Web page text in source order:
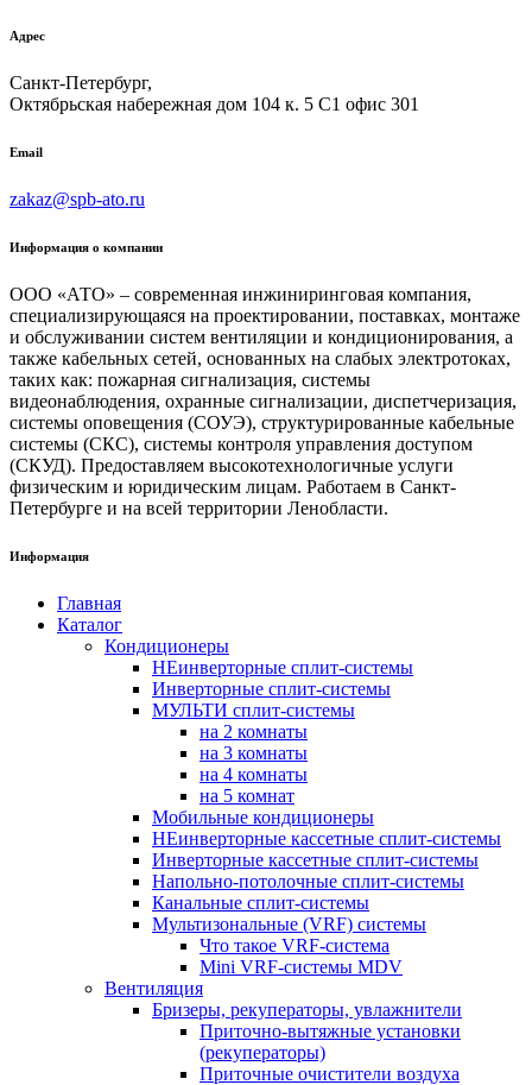
Адрес
Санкт-Петербург,
Октябрьская набережная дом 104 к. 5 С1 офис 301
Email
zakaz@spb-ato.ru
Информация о компании
ООО «АТО» – современная инжиниринговая компания,
специализирующаяся на проектировании, поставках, монтаже
и обслуживании систем вентиляции и кондиционирования, а
также кабельных сетей, основанных на слабых электротоках,
таких как: пожарная сигнализация, системы
видеонаблюдения, охранные сигнализации, диспетчеризация,
системы оповещения (СОУЭ), структурированные кабельные
системы (СКС), системы контроля управления доступом
(СКУД). Предоставляем высокотехнологичные услуги
физическим и юридическим лицам. Работаем в Санкт-
Петербурге и на всей территории Ленобласти.
Информация
Главная
Каталог
Кондиционеры
НЕинверторные сплит-системы
Инверторные сплит-системы
МУЛЬТИ сплит-системы
на 2 комнаты
на 3 комнаты
на 4 комнаты
на 5 комнат
Мобильные кондиционеры
НЕинверторные кассетные сплит-системы
Инверторные кассетные сплит-системы
Напольно-потолочные сплит-системы
Канальные сплит-системы
Мультизональные (VRF) системы
Что такое VRF-система
Mini VRF-системы MDV
Вентиляция
Бризеры, рекуператоры, увлажнители
Приточно-вытяжные установки
(рекуператоры)
Приточные очистители воздуха